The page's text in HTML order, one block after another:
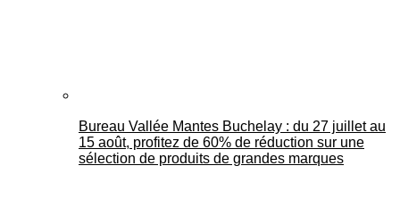
Bureau Vallée Mantes Buchelay : du 27 juillet au
15 août, profitez de 60% de réduction sur une
sélection de produits de grandes marques